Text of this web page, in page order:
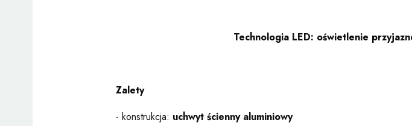
Technologia LED: oświetlenie
Zalety
- konstrukcja: uchwyt ścienny aluminiowy